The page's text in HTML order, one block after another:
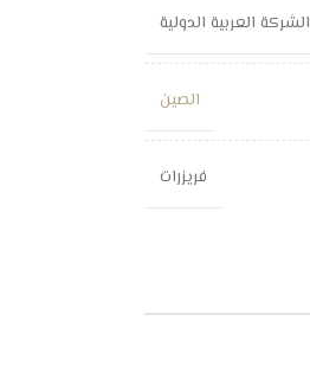
الشركة العربية الدولية
الصين
فريزرات